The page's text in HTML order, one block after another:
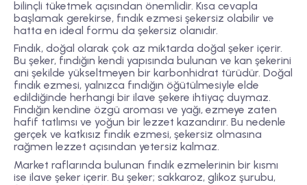
bilinçli tüketmek açısından önemlidir. Kısa cevapla
başlamak gerekirse, fındık ezmesi şekersiz olabilir ve
hatta en ideal formu da şekersiz olanıdır.
Fındık, doğal olarak çok az miktarda doğal şeker içerir.
Bu şeker, fındığın kendi yapısında bulunan ve kan şekerini
ani şekilde yükseltmeyen bir karbonhidrat türüdür. Doğal
fındık ezmesi, yalnızca fındığın öğütülmesiyle elde
edildiğinde herhangi bir ilave şekere ihtiyaç duymaz.
Fındığın kendine özgü aroması ve yağı, ezmeye zaten
hafif tatlımsı ve yoğun bir lezzet kazandırır. Bu nedenle
gerçek ve katkısız fındık ezmesi, şekersiz olmasına
rağmen lezzet açısından yetersiz kalmaz.
Market raflarında bulunan fındık ezmelerinin bir kısmı
ise ilave şeker içerir. Bu şeker; sakkaroz, glikoz şurubu,